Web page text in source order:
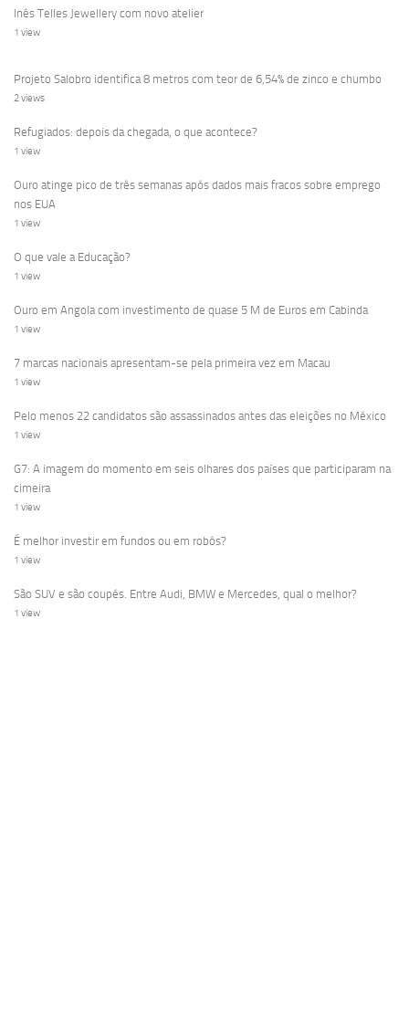
Inês Telles Jewellery com novo atelier
1 view
Projeto Salobro identifica 8 metros com teor de 6,54% de zinco e chumbo
2 views
Refugiados: depois da chegada, o que acontece?
1 view
Ouro atinge pico de três semanas após dados mais fracos sobre emprego
nos EUA
1 view
O que vale a Educação?
1 view
Ouro em Angola com investimento de quase 5 M de Euros em Cabinda
1 view
7 marcas nacionais apresentam-se pela primeira vez em Macau
1 view
Pelo menos 22 candidatos são assassinados antes das eleições no México
1 view
G7: A imagem do momento em seis olhares dos países que participaram na
cimeira
1 view
É melhor investir em fundos ou em robôs?
1 view
São SUV e são coupés. Entre Audi, BMW e Mercedes, qual o melhor?
1 view